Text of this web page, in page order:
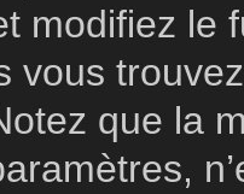
modifiez le
vous
que la